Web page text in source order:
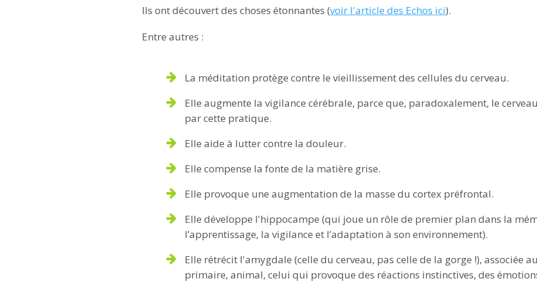
Ils ont découvert des choses étonnantes (voir l'article des Echos ici).
Entre autres :
La méditation protège contre le vieillissement des cellules du cerveau.
Elle augmente la vigilance cérébrale, parce que, paradoxalement, le
par cette pratique.
Elle aide à lutter contre la douleur.
Elle compense la fonte de la matière grise.
Elle provoque une augmentation de la masse du cortex préfrontal.
Elle développe l'hippocampe (qui joue un rôle de premier plan dans la
l’apprentissage, la vigilance et l’adaptation à son environnement).
Elle rétrécit l'amygdale (celle du cerveau, pas celle de la gorge !), associée
primaire, animal, celui qui provoque des réactions instinctives, des